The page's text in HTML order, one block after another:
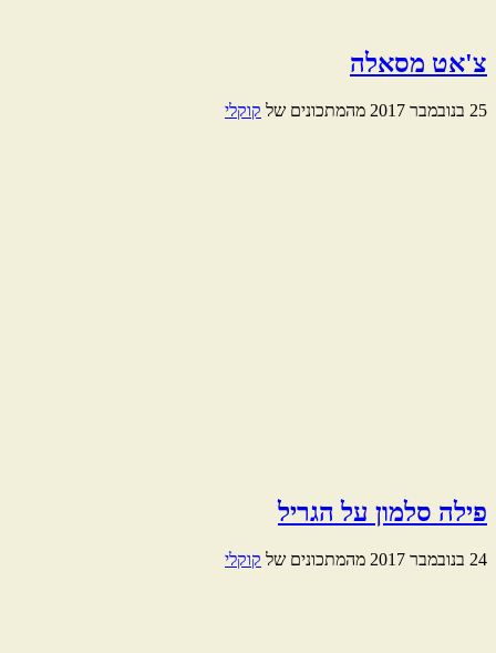
צ'אט מסאלה
25 בנובמבר 2017 מהמתכונים של קוקלי
פילה סלמון על הגריל
24 בנובמבר 2017 מהמתכונים של קוקלי